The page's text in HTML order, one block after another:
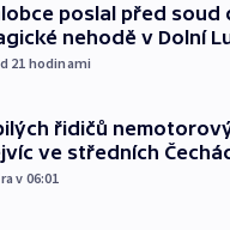
poslal před
nehodě v Dolní
21 hodinami
řidičů
ve středních
v 06:01